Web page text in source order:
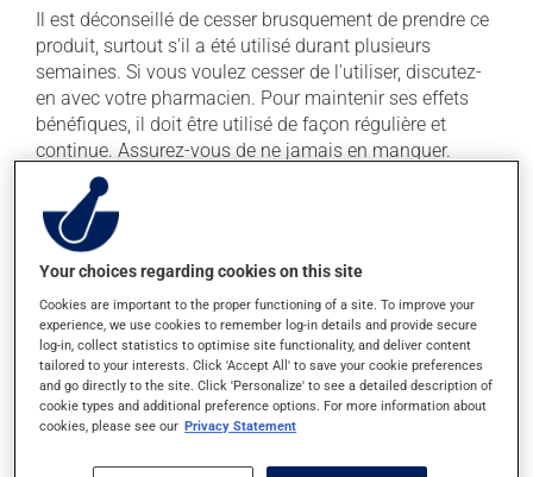
Il est déconseillé de cesser brusquement de prendre ce
produit, surtout s'il a été utilisé durant plusieurs
semaines. Si vous voulez cesser de l'utiliser, discutez-
en avec votre pharmacien. Pour maintenir ses effets
bénéfiques, il doit être utilisé de façon régulière et
continue. Assurez-vous de ne jamais en manquer.
Si vous oubliez de prendre une dose, prenez-la dès que
vous y pensez. S'il est presque l'heure de votre dose
suivante, laissez simplement tomber la dose oubliée.
Ne doublez pas la dose suivante pour tenter de vous
rattraper. Ce médicament peut être pris avec ou sans
nourriture, sans égard aux repas ou aux collations.
Effets indésirables
En plus de ses effets recherchés, ce produit peut à
l'occasion entraîner certains effets indésirables (effets
Your choices regarding cookies on this site
Cookies are important to the proper functioning of a site. To improve your
experience, we use cookies to remember log-in details and provide secure
log-in, collect statistics to optimise site functionality, and deliver content
tailored to your interests. Click 'Accept All' to save your cookie preferences
and go directly to the site. Click 'Personalize' to see a detailed description of
cookie types and additional preference options. For more information about
cookies, please see our Privacy Statement